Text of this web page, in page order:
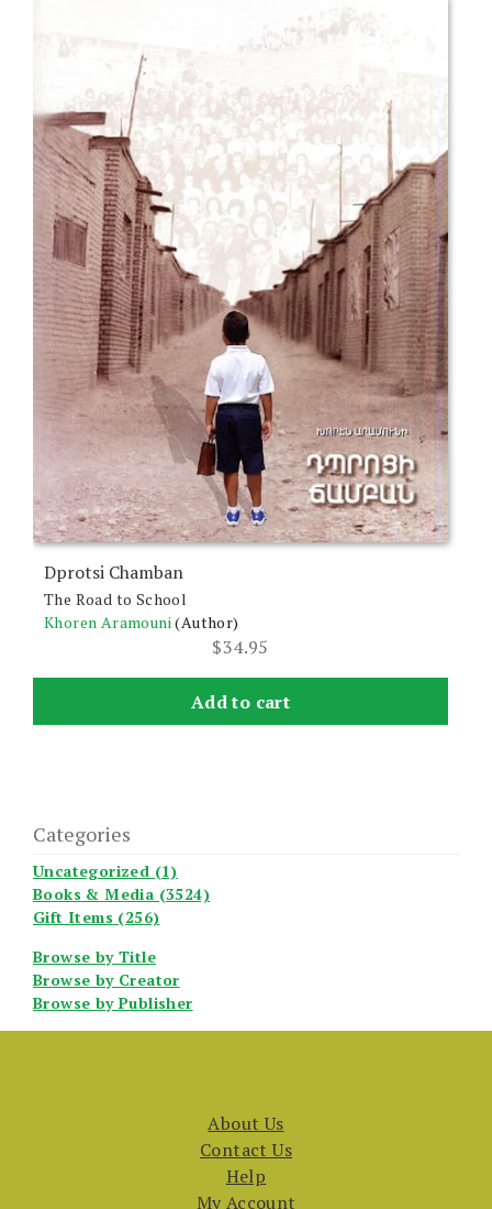
Dprotsi Chamban
The Road to School
Khoren Aramouni (Author)
$34.95
Add to cart
Categories
Uncategorized (1)
Books & Media (3524)
Gift Items (256)
Browse by Title
Browse by Creator
Browse by Publisher
About Us
Contact Us
Help
My Account